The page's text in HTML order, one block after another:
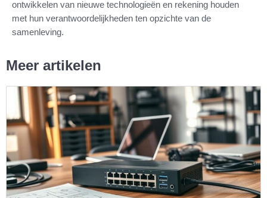
ontwikkelen van nieuwe technologieën en rekening houden
met hun verantwoordelijkheden ten opzichte van de
samenleving.
Meer artikelen